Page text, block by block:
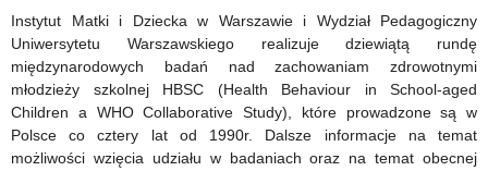
Instytut Matki i Dziecka w Warszawie i Wydział Pedagogiczny
Uniwersytetu Warszawskiego realizuje dziewiątą rundę
międzynarodowych badań nad zachowaniam zdrowotnymi
młodzieży szkolnej HBSC (Health Behaviour in School-aged
Children a WHO Collaborative Study), które prowadzone są w
Polsce co cztery lat od 1990r. Dalsze informacje na temat
możliwości wzięcia udziału w badaniach oraz na temat obecnej